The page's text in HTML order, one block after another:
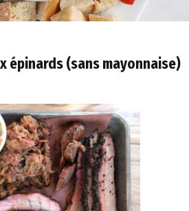
épinards (sans mayonnaise)